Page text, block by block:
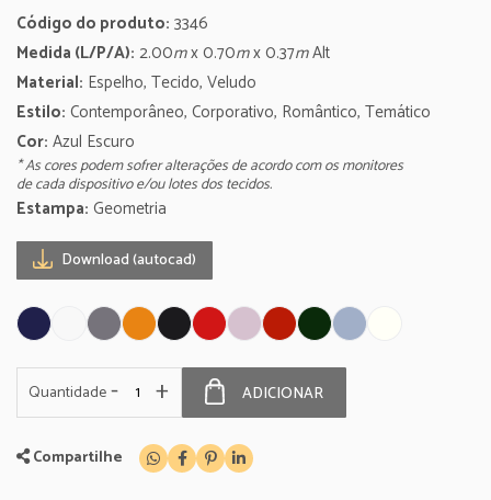
Código do produto: 3346
Medida (L/P/A): 2.00mx 0.70mx 0.37mAlt
Material: Espelho, Tecido, Veludo
Estilo: Contemporâneo, Corporativo, Romântico, Temático
Cor: Azul Escuro
* As cores podem sofrer alterações de acordo com os monitores
de cada dispositivo e/ou lotes dos tecidos.
Estampa: Geometria
Download (autocad)
Quantidade- + ADICIONAR
Compartilhe